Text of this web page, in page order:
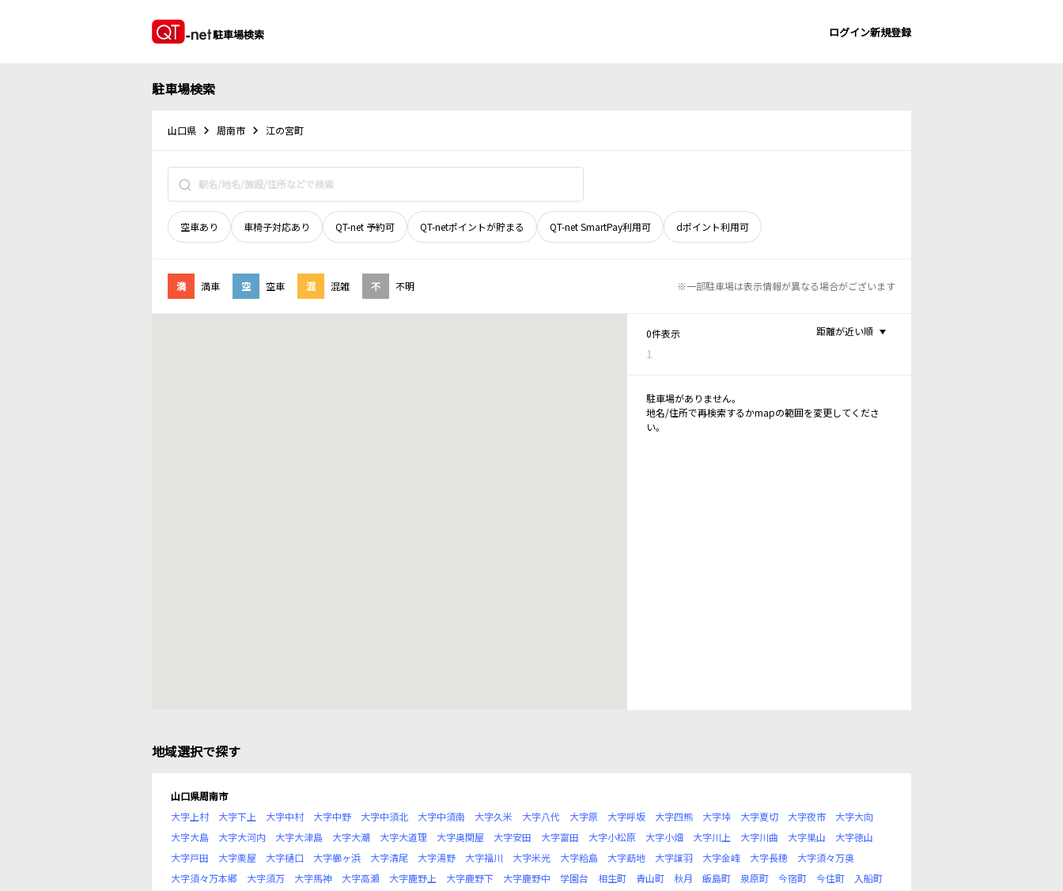
駐車場検索 ログイン新規登録
駐車場検索
山口県 周南市 江の宮町
空車あり 車椅子対応あり QT-net 予約可 QT-netポイントが貯まる QT-net SmartPay利用可 dポイント利用可
満 満車 空 空車 混 混雑 不 不明 ※一部駐車場は表示情報が異なる場合がございます
0件表示
1
距離が近い順
駐車場がありません。
地名/住所で再検索するかmapの範囲を変更してくださ
い。
地域選択で探す
山口県周南市
大字上村
大字下上 大字中村 大字中野 大字中須北 大字中須南 大字久米 大字八代 大字原 大字呼坂 大字四熊 大字垰 大字夏切 大字夜市
大字大向
大字大島
大字大河内 大字大津島 大字大潮 大字大道理 大字奥関屋 大字安田 大字富田 大字小松原 大字小畑 大字川上 大字川曲 大字巣山
大字徳山
大字戸田
大字栗屋 大字樋口 大字櫛ヶ浜 大字清尾 大字湯野 大字福川 大字米光 大字粭島 大字莇地 大字譲羽 大字金峰 大字長穂
大字須々万奥
大字須々万本郷
大字須万 大字馬神 大字高瀬 大字鹿野上 大字鹿野下 大字鹿野中 学園台 相生町 青山町 秋月 飯島町 泉原町 今宿町 今住町
入船町